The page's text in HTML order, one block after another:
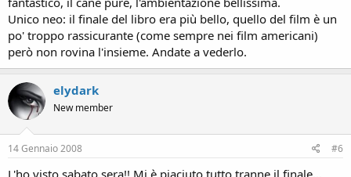
Unico neo: il finale del libro era più bello, quello del film è un
po' troppo rassicurante (come sempre nei film americani)
però non rovina l'insieme. Andate a vederlo.
elydark
New member
14 Gennaio 2008 #6
L'ho visto sabato sera!! Mi è piaciuto tutto tranne il finale...